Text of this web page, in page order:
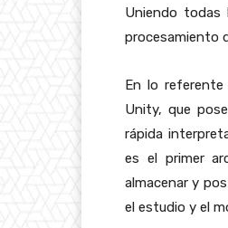
Uniendo todas
procesamiento
En lo referente
Unity, que
rápida
es el primer
almacenar y
el estudio y el